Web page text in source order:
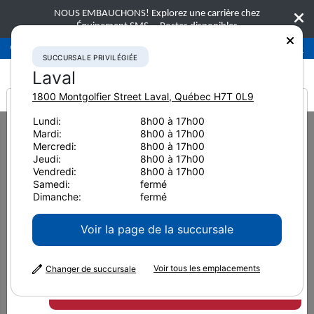
NOUS EMBAUCHONS! Explorez une carrière chez
Équipement SMS. Postes disponibles
Succursale privilégiéeLaval 450-781-9600
Home Nouvelles et ressources Article de presse
Optimisez la disponibilité de votre flotte en exploitant tous les
avantages de la télématique à votr
Optimisez la disponibilité de
votre flotte en exploitant
tous les avantages de la
télématique à votre service.
It looks like you are
from America
SUCCURSALE PRIVILÉGIÉE
Laval
1800 Montgolfier Street Laval, Québec H7T 0L9
Lundi:
8h00 à 17h00
Mardi:
8h00 à 17h00
Mercredi:
8h00 à 17h00
Jeudi:
8h00 à 17h00
Vendredi:
8h00 à 17h00
Samedi:
fermé
Dimanche:
fermé
Voir la page de la succursale
Changer de succursale Voir tous les emplacements